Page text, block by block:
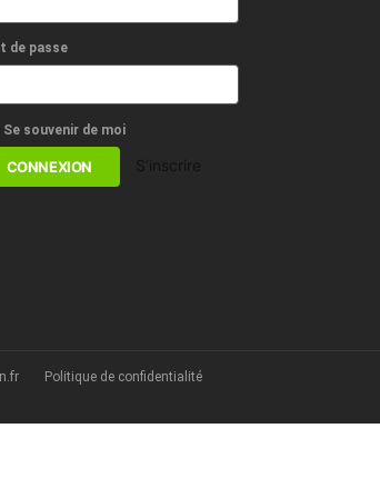
de passe
Se souvenir de moi
Politique de confidentialité